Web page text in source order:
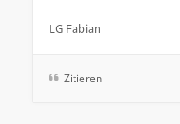
LG Fabian
Zitieren